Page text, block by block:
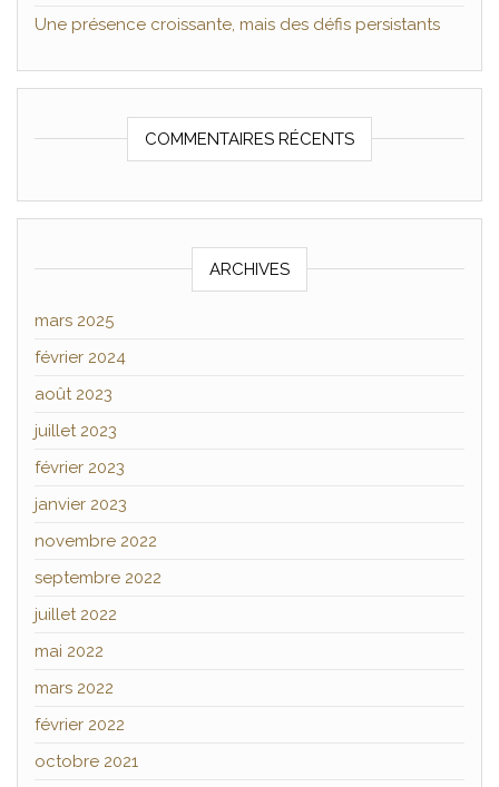
Une présence croissante, mais des défis persistants
COMMENTAIRES RÉCENTS
ARCHIVES
mars 2025
février 2024
août 2023
juillet 2023
février 2023
janvier 2023
novembre 2022
septembre 2022
juillet 2022
mai 2022
mars 2022
février 2022
octobre 2021